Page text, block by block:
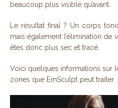
beaucoup plus visible qu’avant.
Le résultat final ? Un corps
mais également l’élimination de
êtes donc plus sec et tracé.
Voici quelques informations sur
zones que EmSculpt peut traiter.